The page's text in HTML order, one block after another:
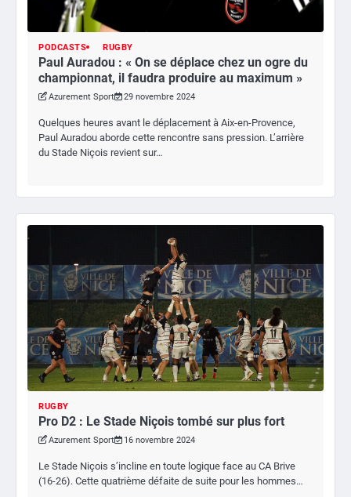
PODCASTS RUGBY
Paul Auradou : « On se déplace chez un ogre du
championnat, il faudra produire au maximum »
Azurement Sport 29 novembre 2024
Quelques heures avant le déplacement à Aix-en-Provence,
Paul Auradou aborde cette rencontre sans pression. L’arrière
du Stade Niçois revient sur…
RUGBY
Pro D2 : Le Stade Niçois tombé sur plus fort
Azurement Sport 16 novembre 2024
Le Stade Niçois s’incline en toute logique face au CA Brive
(16-26). Cette quatrième défaite de suite pour les hommes…